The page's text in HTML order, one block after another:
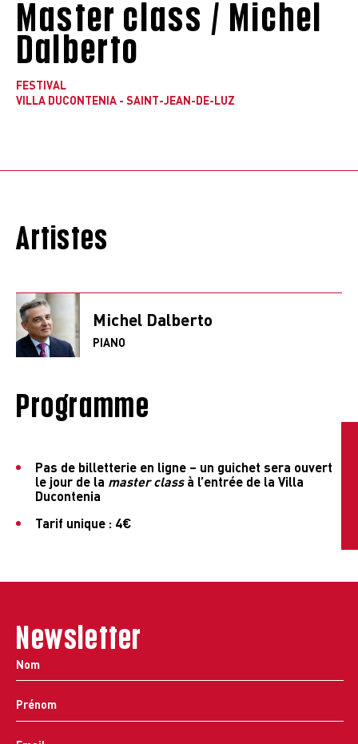
Master class / Michel
Dalberto
FESTIVAL
VILLA DUCONTENIA - SAINT-JEAN-DE-LUZ
Artistes
Michel Dalberto
PIANO
Programme
Pas de billetterie en ligne – un guichet sera ouvert
le jour de la master classà l’entrée de la Villa
Ducontenia
Tarif unique : 4€
Newsletter